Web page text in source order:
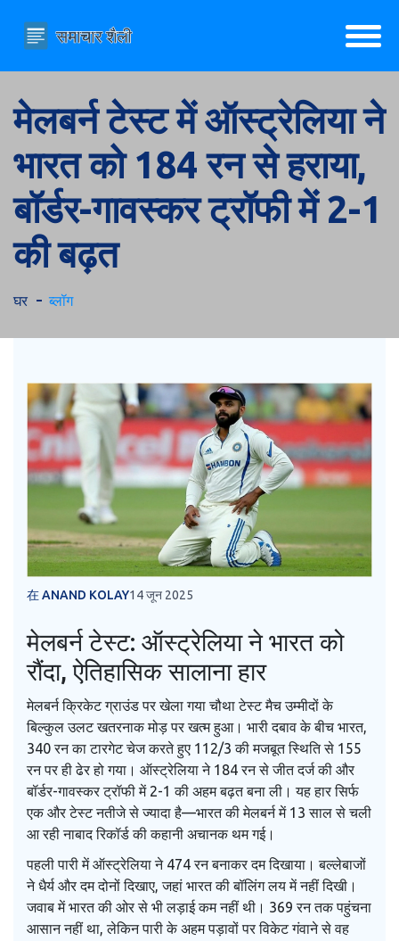
मेलबर्न टेस्ट में ऑस्ट्रेलिया ने
भारत को 184 रन से हराया,
बॉर्डर-गावस्कर ट्रॉफी में 2-1
की बढ़त
घर ब्लॉग
在 ANAND KOLAY14 जून 2025
मेलबर्न टेस्ट: ऑस्ट्रेलिया ने भारत को
रौंदा, ऐतिहासिक सालाना हार
मेलबर्न क्रिकेट ग्राउंड पर खेला गया चौथा टेस्ट मैच उम्मीदों के
बिल्कुल उलट खतरनाक मोड़ पर खत्म हुआ। भारी दबाव के बीच भारत,
340 रन का टारगेट चेज करते हुए 112/3 की मजबूत स्थिति से 155
रन पर ही ढेर हो गया। ऑस्ट्रेलिया ने 184 रन से जीत दर्ज की और
बॉर्डर-गावस्कर ट्रॉफी में 2-1 की अहम बढ़त बना ली। यह हार सिर्फ
एक और टेस्ट नतीजे से ज्यादा है—भारत की मेलबर्न में 13 साल से चली
आ रही नाबाद रिकॉर्ड की कहानी अचानक थम गई।
पहली पारी में ऑस्ट्रेलिया ने 474 रन बनाकर दम दिखाया। बल्लेबाजों
ने धैर्य और दम दोनों दिखाए, जहां भारत की बॉलिंग लय में नहीं दिखी।
जवाब में भारत की ओर से भी लड़ाई कम नहीं थी। 369 रन तक पहुंचना
आसान नहीं था, लेकिन पारी के अहम पड़ावों पर विकेट गंवाने से वह